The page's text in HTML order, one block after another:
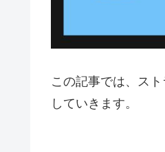
この記事では、ス
していきます。